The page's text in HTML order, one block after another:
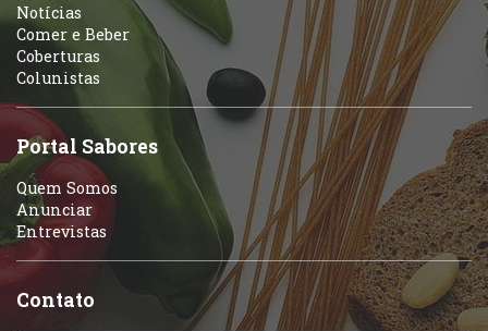
Notícias
Comer e Beber
Coberturas
Colunistas
Portal Sabores
Quem Somos
Anunciar
Entrevistas
Contato